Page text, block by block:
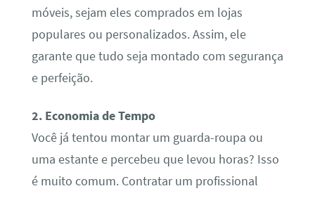
móveis, sejam eles comprados em lojas
populares ou personalizados. Assim, ele
garante que tudo seja montado com segurança
e perfeição.
2. Economia de Tempo
Você já tentou montar um guarda-roupa ou
uma estante e percebeu que levou horas? Isso
é muito comum. Contratar um profissional